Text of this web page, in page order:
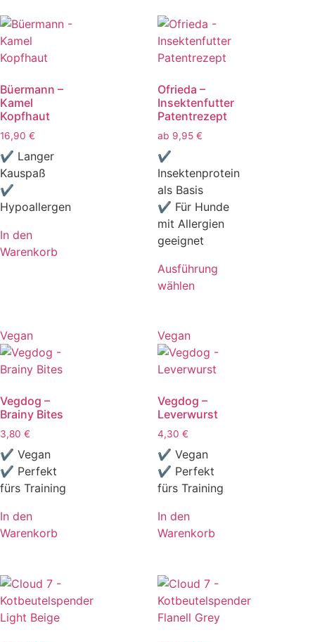
Büermann –
Kamel
Kopfhaut
16,90 €
✔ Langer
Kauspaß
✔
Hypoallergen
In den
Warenkorb
Ofrieda –
Insektenfutter
Patentrezept
ab 9,95 €
✔
Insektenprotein
als Basis
✔ Für Hunde
mit Allergien
geeignet
Ausführung
wählen
Vegan
Vegdog –
Brainy Bites
3,80 €
✔ Vegan
✔ Perfekt
fürs Training
In den
Warenkorb
Vegan
Vegdog –
Leverwurst
4,30 €
✔ Vegan
✔ Perfekt
fürs Training
In den
Warenkorb